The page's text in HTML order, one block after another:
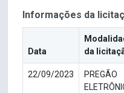
Informações da
Data
da
22/09/2023
PREGÃO